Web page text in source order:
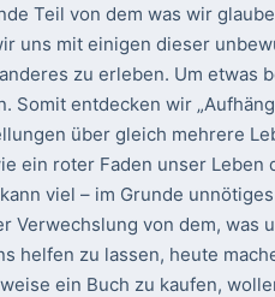
Teil von dem was wir
uns mit einigen dieser
zu erleben. Um etwas
Somit entdecken wir
über gleich mehrere
ein roter Faden unser Leben
viel – im Grunde
Verwechslung von dem, was
helfen zu lassen, heute
ein Buch zu kaufen,